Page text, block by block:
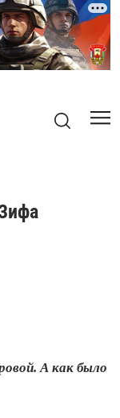
А как было